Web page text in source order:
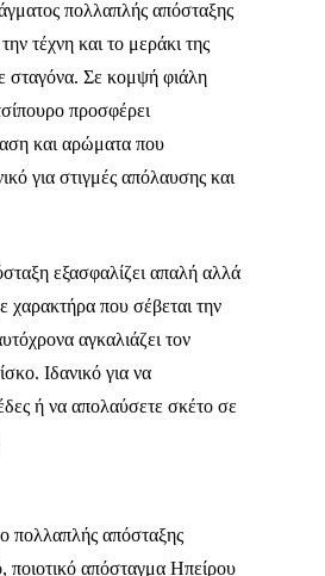
πολλαπλής απόσταξης
τέχνη και το μεράκι της
σταγόνα. Σε κομψή φιάλη
προσφέρει
και αρώματα που
για στιγμές απόλαυσης και
εξασφαλίζει απαλή αλλά
χαρακτήρα που σέβεται την
αγκαλιάζει τον
Ιδανικό για να
ή να απολαύσετε σκέτο σε
πολλαπλής απόσταξης
ποιοτικό απόσταγμα Ηπείρου